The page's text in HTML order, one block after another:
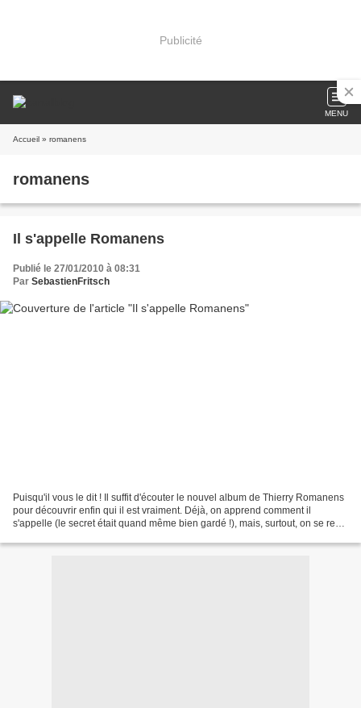
Publicité
MENU
Accueil » romanens
romanens
Il s'appelle Romanens
Publié le 27/01/2010 à 08:31
Par SebastienFritsch
Puisqu'il vous le dit ! Il suffit d'écouter le nouvel album de Thierry Romanens
pour découvrir enfin qui il est vraiment. Déjà, on apprend comment il
s'appelle (le secret était quand même bien gardé !), mais, surtout, on se rend